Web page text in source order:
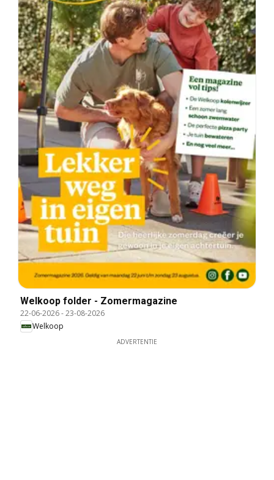
Welkoop folder - Zomermagazine
22-06-2026-23-08-2026
Welkoop
ADVERTENTIE